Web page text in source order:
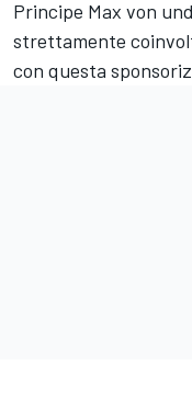
Principe Max von
strettamente
con questa